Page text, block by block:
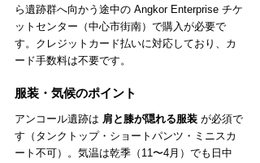
ら遺跡群へ向かう途中の Angkor Enterprise チケ
ットセンター（中心市街南）で購入が必要で
す。クレジットカード払いに対応しており、カ
ード手数料は不要です。
服装・気候のポイント
アンコール遺跡は 肩と膝が隠れる服装 が必須で
す（タンクトップ・ショートパンツ・ミニスカ
ート不可）。気温は乾季（11〜4月）でも日中